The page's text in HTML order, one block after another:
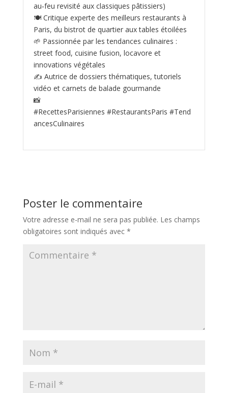
au‑feu revisité aux classiques pâtissiers)
🍽️ Critique experte des meilleurs restaurants à
Paris, du bistrot de quartier aux tables étoilées
🌱 Passionnée par les tendances culinaires :
street food, cuisine fusion, locavore et
innovations végétales
✍️ Autrice de dossiers thématiques, tutoriels
vidéo et carnets de balade gourmande
📸
#RecettesParisiennes #RestaurantsParis #Tend
ancesCulinaires
Poster le commentaire
Votre adresse e-mail ne sera pas publiée. Les champs
obligatoires sont indiqués avec *